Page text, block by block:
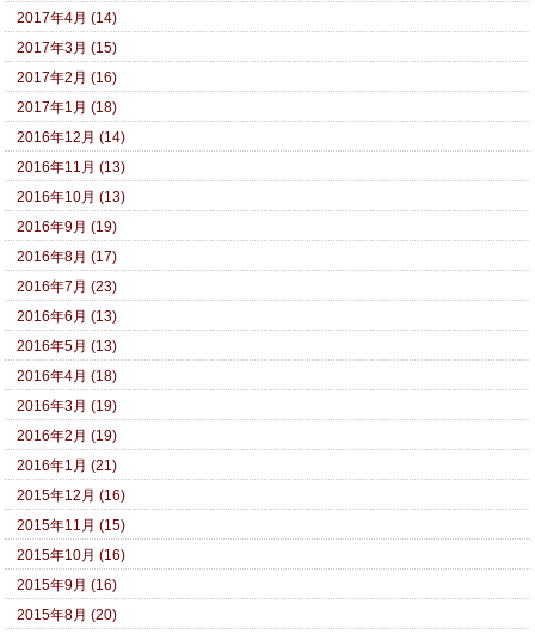
2017年4月 (14)
2017年3月 (15)
2017年2月 (16)
2017年1月 (18)
2016年12月 (14)
2016年11月 (13)
2016年10月 (13)
2016年9月 (19)
2016年8月 (17)
2016年7月 (23)
2016年6月 (13)
2016年5月 (13)
2016年4月 (18)
2016年3月 (19)
2016年2月 (19)
2016年1月 (21)
2015年12月 (16)
2015年11月 (15)
2015年10月 (16)
2015年9月 (16)
2015年8月 (20)